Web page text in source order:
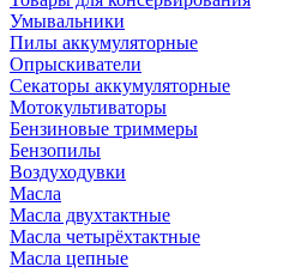
Умывальники
Пилы аккумуляторные
Опрыскиватели
Секаторы аккумуляторные
Мотокультиваторы
Бензиновые триммеры
Бензопилы
Воздуходувки
Масла
Масла двухтактные
Масла четырёхтактные
Масла цепные